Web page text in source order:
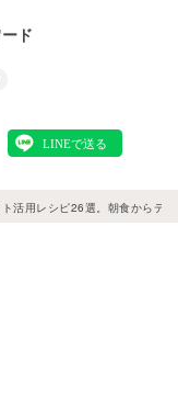
ド
ト活用レシピ26選。朝食からデ